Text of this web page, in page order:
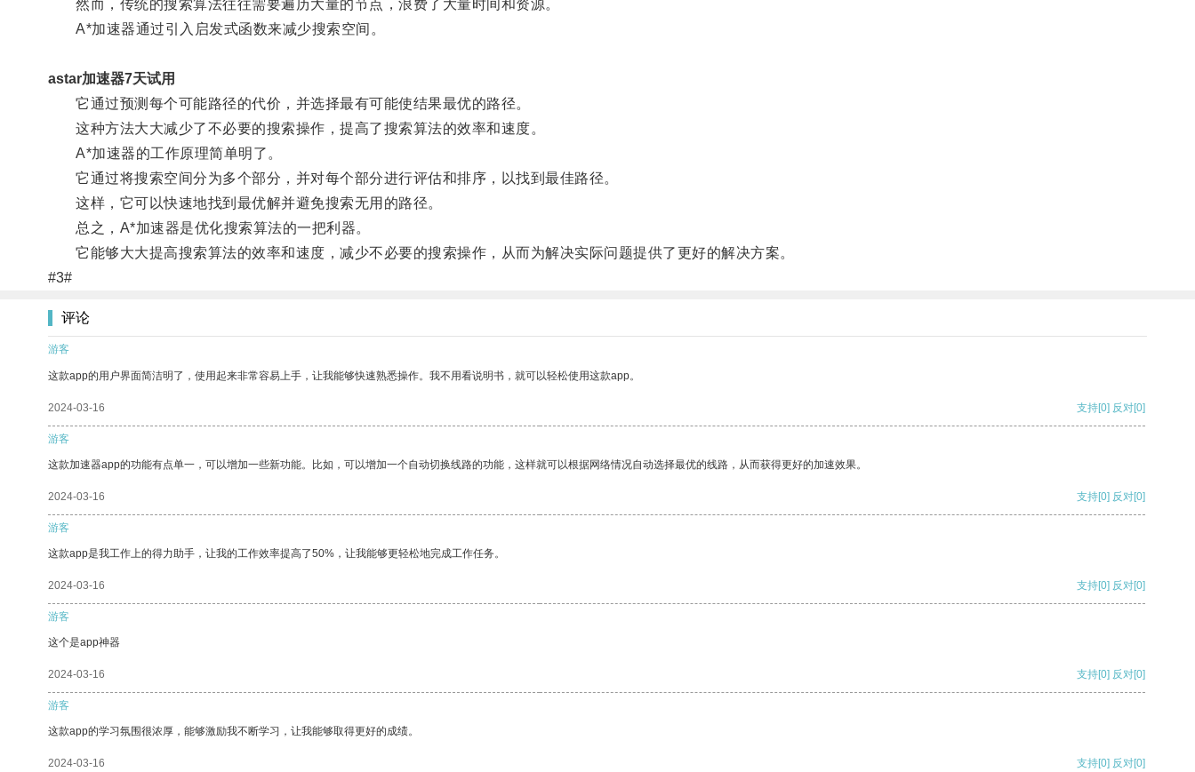
然而，传统的搜索算法往往需要遍历大量的节点，浪费了大量时间和资源。
A*加速器通过引入启发式函数来减少搜索空间。
astar加速器7天试用
它通过预测每个可能路径的代价，并选择最有可能使结果最优的路径。
这种方法大大减少了不必要的搜索操作，提高了搜索算法的效率和速度。
A*加速器的工作原理简单明了。
它通过将搜索空间分为多个部分，并对每个部分进行评估和排序，以找到最佳路径。
这样，它可以快速地找到最优解并避免搜索无用的路径。
总之，A*加速器是优化搜索算法的一把利器。
它能够大大提高搜索算法的效率和速度，减少不必要的搜索操作，从而为解决实际问题提供了更好的解决方案。
#3#
评论
游客
这款app的用户界面简洁明了，使用起来非常容易上手，让我能够快速熟悉操作。我不用看说明书，就可以轻松使用这款app。
2024-03-16 支持[0] 反对[0]
游客
这款加速器app的功能有点单一，可以增加一些新功能。比如，可以增加一个自动切换线路的功能，这样就可以根据网络情况自动选择最优的线路，从而获得更好的加速效果。
2024-03-16 支持[0] 反对[0]
游客
这款app是我工作上的得力助手，让我的工作效率提高了50%，让我能够更轻松地完成工作任务。
2024-03-16 支持[0] 反对[0]
游客
这个是app神器
2024-03-16 支持[0] 反对[0]
游客
这款app的学习氛围很浓厚，能够激励我不断学习，让我能够取得更好的成绩。
2024-03-16 支持[0] 反对[0]